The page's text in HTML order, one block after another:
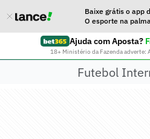
Baixe grátis o app
O esporte na
Ajuda com Aposta?
18+ Ministério da Fazenda adverte:
Futebol